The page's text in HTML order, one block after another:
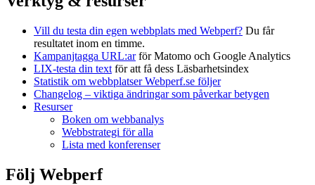
Vill du testa din egen webbplats med Webperf? Du får
resultatet inom en timme.
Kampanjtagga URL:arför Matomo och Google Analytics
LIX-testa din text för att få dess Läsbarhetsindex
Statistik om webbplatser Webperf.se följer
Changelog – viktiga ändringar som påverkar betygen
Resurser
Boken om webbanalys
Webbstrategi för alla
Lista med konferenser
Följ Webperf